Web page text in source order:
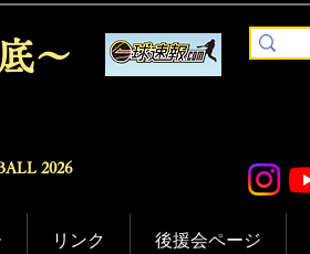
〜
2026
リンク 後援会ページ